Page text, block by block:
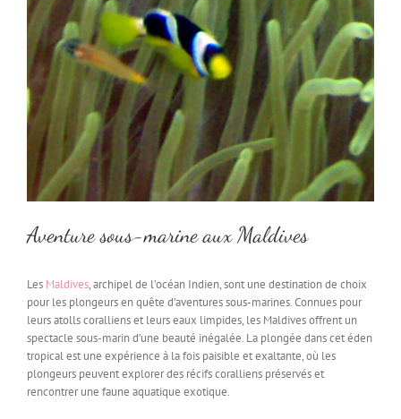
Aventure sous-marine aux Maldives
Les Maldives, archipel de l’océan Indien, sont une destination de choix
pour les plongeurs en quête d’aventures sous-marines. Connues pour
leurs atolls coralliens et leurs eaux limpides, les Maldives offrent un
spectacle sous-marin d’une beauté inégalée. La plongée dans cet éden
tropical est une expérience à la fois paisible et exaltante, où les
plongeurs peuvent explorer des récifs coralliens préservés et
rencontrer une faune aquatique exotique.